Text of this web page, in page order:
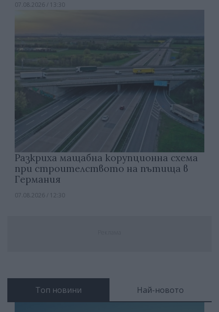
07.08.2026 / 13:30
Разкриха мащабна корупционна схема
при строителството на пътища в
Германия
07.08.2026 / 12:30
Топ новини Най-новото